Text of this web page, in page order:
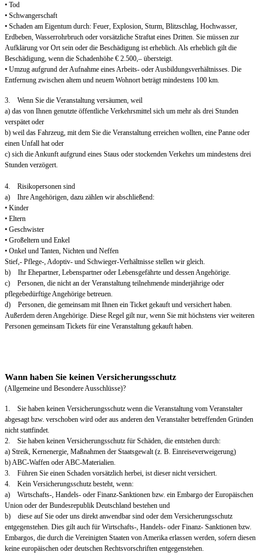
• Tod
• Schwangerschaft
• Schaden am Eigentum durch: Feuer, Explosion, Sturm, Blitzschlag, Hochwasser,
Erdbeben, Wasserrohrbruch oder vorsätzliche Straftat eines Dritten. Sie müssen zur
Aufklärung vor Ort sein oder die Beschädigung ist erheblich. Als erheblich gilt die
Beschädigung, wenn die Schadenhöhe € 2.500,– übersteigt.
• Umzug aufgrund der Aufnahme eines Arbeits- oder Ausbildungsverhältnisses. Die
Entfernung zwischen altem und neuem Wohnort beträgt mindestens 100 km.
3. Wenn Sie die Veranstaltung versäumen, weil
a) das von Ihnen genutzte öffentliche Verkehrsmittel sich um mehr als drei Stunden
verspätet oder
b) weil das Fahrzeug, mit dem Sie die Veranstaltung erreichen wollten, eine Panne oder
einen Unfall hat oder
c) sich die Ankunft aufgrund eines Staus oder stockenden Verkehrs um mindestens drei
Stunden verzögert.
4. Risikopersonen sind
a) Ihre Angehörigen, dazu zählen wir abschließend:
• Kinder
• Eltern
• Geschwister
• Großeltern und Enkel
• Onkel und Tanten, Nichten und Neffen
Stief,- Pflege-, Adoptiv- und Schwieger-Verhältnisse stellen wir gleich.
b) Ihr Ehepartner, Lebenspartner oder Lebensgefährte und dessen Angehörige.
c) Personen, die nicht an der Veranstaltung teilnehmende minderjährige oder
pflegebedürftige Angehörige betreuen.
d) Personen, die gemeinsam mit Ihnen ein Ticket gekauft und versichert haben.
Außerdem deren Angehörige. Diese Regel gilt nur, wenn Sie mit höchstens vier weiteren
Personen gemeinsam Tickets für eine Veranstaltung gekauft haben.
Wann haben Sie keinen Versicherungsschutz
(Allgemeine und Besondere Ausschlüsse)?
1. Sie haben keinen Versicherungsschutz wenn die Veranstaltung vom Veranstalter
abgesagt bzw. verschoben wird oder aus anderen den Veranstalter betreffenden Gründen
nicht stattfindet.
2. Sie haben keinen Versicherungsschutz für Schäden, die entstehen durch:
a) Streik, Kernenergie, Maßnahmen der Staatsgewalt (z. B. Einreiseverweigerung)
b) ABC-Waffen oder ABC-Materialien.
3. Führen Sie einen Schaden vorsätzlich herbei, ist dieser nicht versichert.
4. Kein Versicherungsschutz besteht, wenn:
a) Wirtschafts-, Handels- oder Finanz-Sanktionen bzw. ein Embargo der Europäischen
Union oder der Bundesrepublik Deutschland bestehen und
b) diese auf Sie oder uns direkt anwendbar sind oder dem Versicherungsschutz
entgegenstehen. Dies gilt auch für Wirtschafts-, Handels- oder Finanz- Sanktionen bzw.
Embargos, die durch die Vereinigten Staaten von Amerika erlassen werden, sofern diesen
keine europäischen oder deutschen Rechtsvorschriften entgegenstehen.